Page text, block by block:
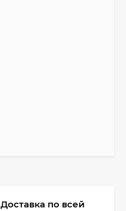
Доставка по всей